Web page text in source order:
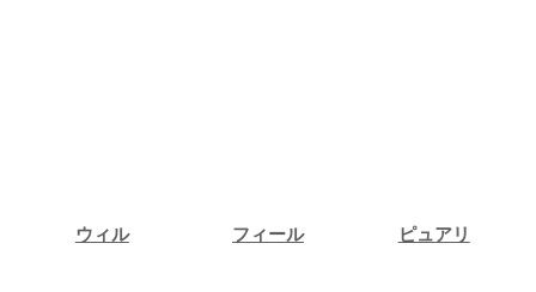
ウィル フィール ピュアリ